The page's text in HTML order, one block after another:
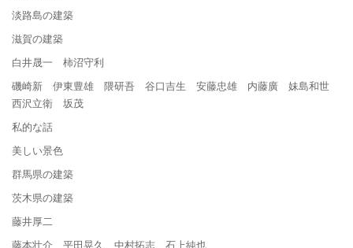
淡路島の建築
滋賀の建築
白井晟一 柿沼守利
磯崎新 伊東豊雄 隈研吾 谷口吉生 安藤忠雄 内藤廣 妹島和世
西沢立衛 坂茂
私的な話
美しい景色
群馬県の建築
茨木県の建築
藤井厚二
藤本壮介 平田晃久 中村拓志 石上純也